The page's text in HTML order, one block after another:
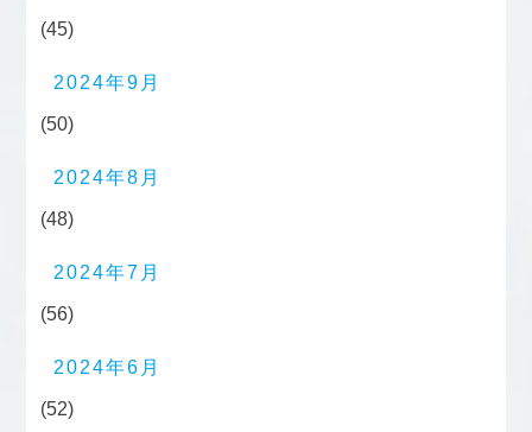
(45)
2024年9月
(50)
2024年8月
(48)
2024年7月
(56)
2024年6月
(52)